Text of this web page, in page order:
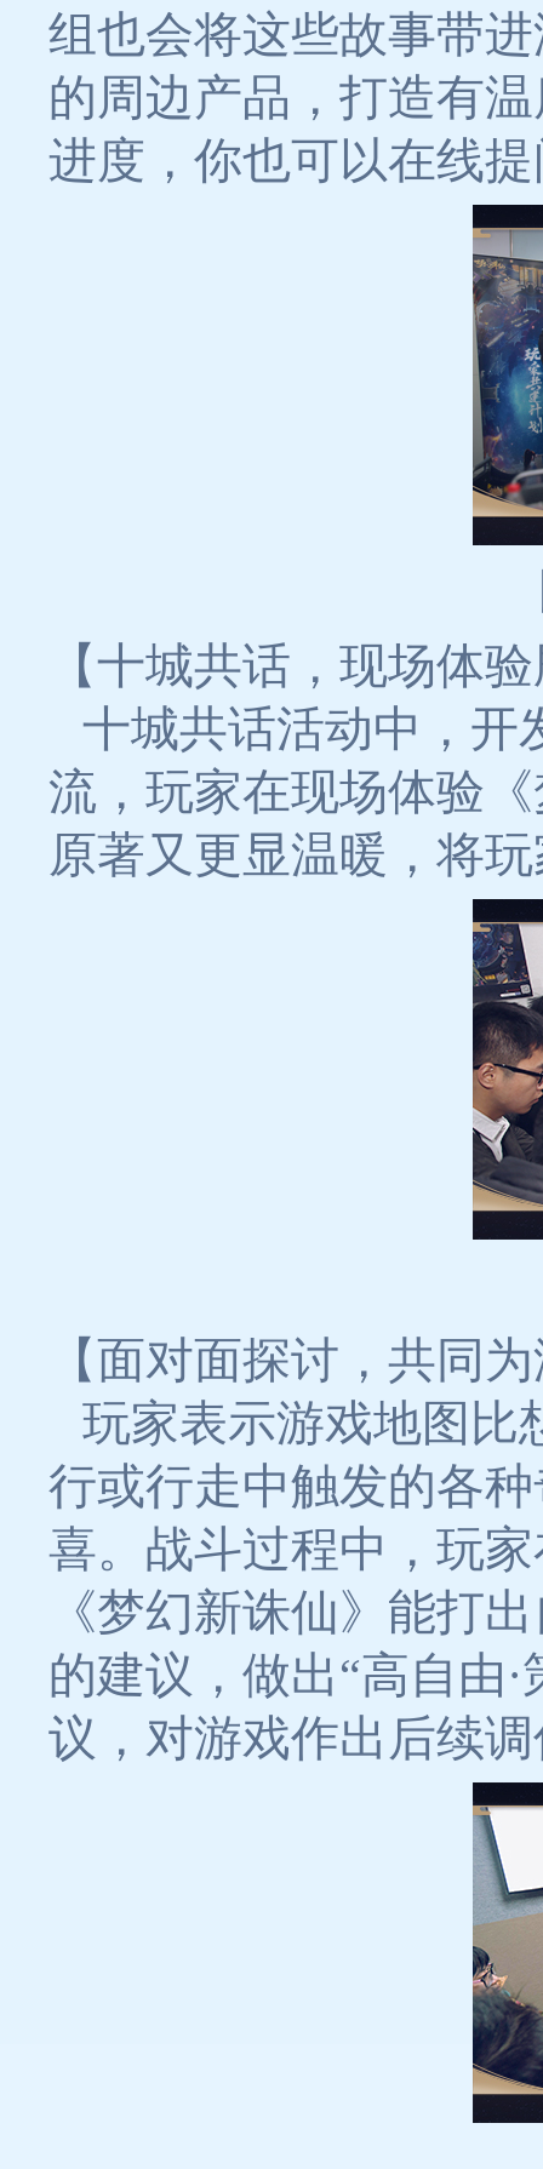
组也会将这些故事带
的周边产品，打造有
进度，你也可以在线
【十城共话，现场体
十城共话活动中，开
流，玩家在现场体验
原著又更显温暖，将
【面对面探讨，共同
玩家表示游戏地图比
行或行走中触发的各
喜。战斗过程中，玩
《梦幻新诛仙》能打
的建议，做出“高自由
议，对游戏作出后续